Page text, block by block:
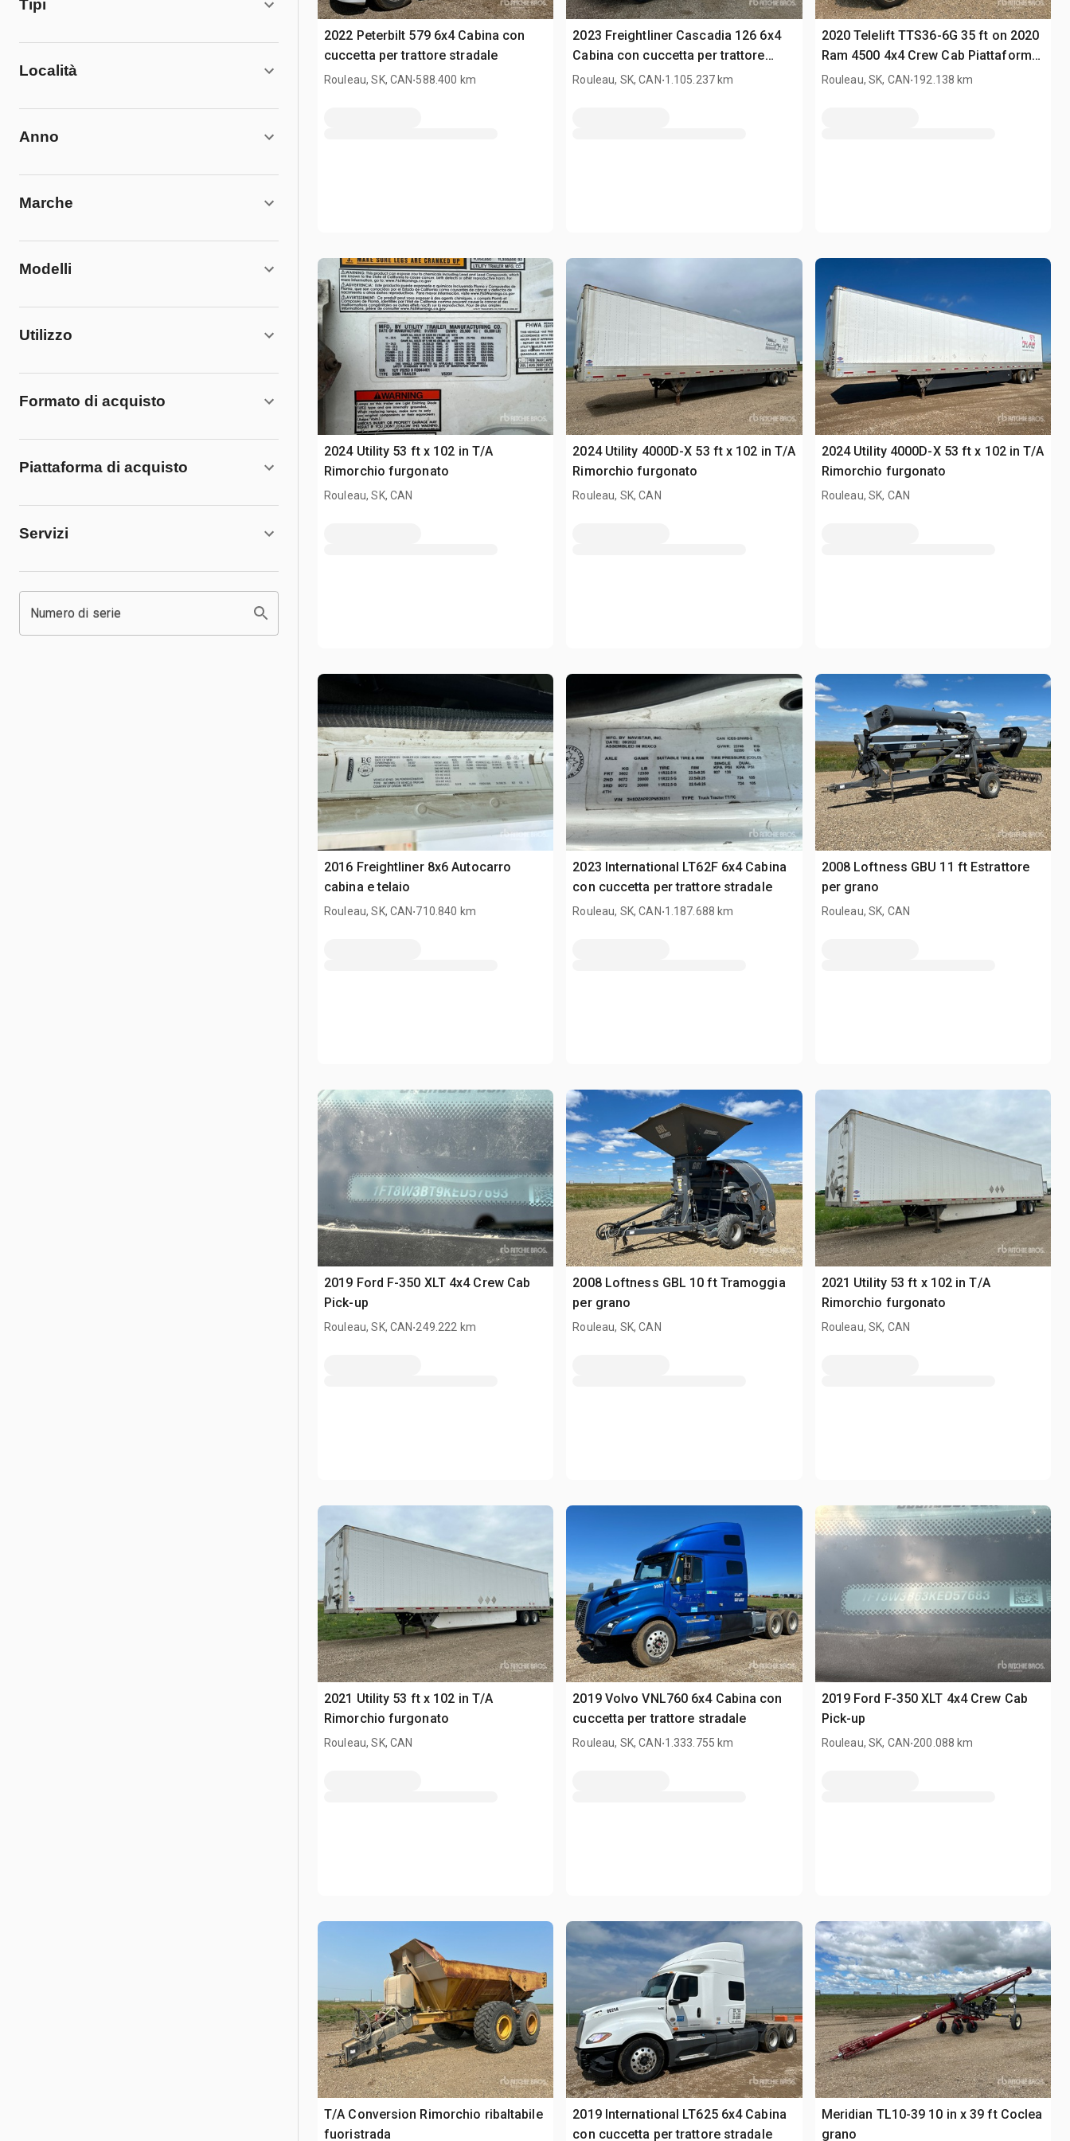
Tipi
Località
Anno
Marche
Modelli
Utilizzo
Formato di acquisto
Piattaforma di acquisto
Servizi
Numero di serie
2022 Peterbilt 579 6x4 Cabina con
cuccetta per trattore stradale
Rouleau, SK, CAN.588.400 km
2023 Freightliner Cascadia 126 6x4
Cabina con cuccetta per trattore
stradale
Rouleau, SK, CAN.1.105.237 km
2020 Telelift TTS36-6G 35 ft on 2020
Ram 4500 4x4 Crew Cab Piattaforma
Autocarrata
Rouleau, SK, CAN.192.138 km
2024 Utility 53 ft x 102 in T/A
Rimorchio furgonato
Rouleau, SK, CAN
2024 Utility 4000D-X 53 ft x 102 in T/A
Rimorchio furgonato
Rouleau, SK, CAN
2024 Utility 4000D-X 53 ft x 102 in T/A
Rimorchio furgonato
Rouleau, SK, CAN
2016 Freightliner 8x6 Autocarro
cabina e telaio
Rouleau, SK, CAN.710.840 km
2023 International LT62F 6x4 Cabina
con cuccetta per trattore stradale
Rouleau, SK, CAN.1.187.688 km
2008 Loftness GBU 11 ft Estrattore
per grano
Rouleau, SK, CAN
2019 Ford F-350 XLT 4x4 Crew Cab
Pick-up
Rouleau, SK, CAN.249.222 km
2008 Loftness GBL 10 ft Tramoggia
per grano
Rouleau, SK, CAN
2021 Utility 53 ft x 102 in T/A
Rimorchio furgonato
Rouleau, SK, CAN
2021 Utility 53 ft x 102 in T/A
Rimorchio furgonato
Rouleau, SK, CAN
2019 Volvo VNL760 6x4 Cabina con
cuccetta per trattore stradale
Rouleau, SK, CAN.1.333.755 km
2019 Ford F-350 XLT 4x4 Crew Cab
Pick-up
Rouleau, SK, CAN.200.088 km
T/A Conversion Rimorchio ribaltabile
fuoristrada
2019 International LT625 6x4 Cabina
con cuccetta per trattore stradale
Meridian TL10-39 10 in x 39 ft Coclea
grano